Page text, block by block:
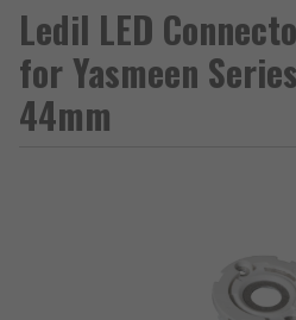
Ledil LED
for Yasmeen
44mm